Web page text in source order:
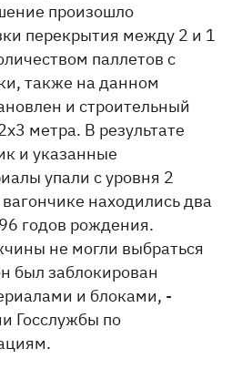
произошло
перекрытия между 2 и 1
паллетов с
также на данном
и строительный
метра. В результате
и указанные
упали с уровня 2
находились два
годов рождения.
не могли выбраться
был заблокирован
и блоками, -
Госслужбы по